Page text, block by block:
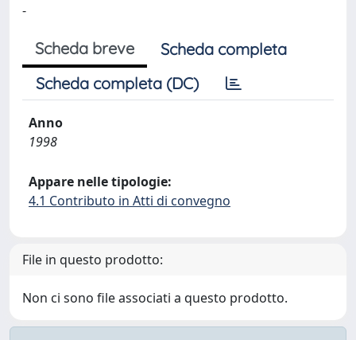
-
Scheda breve
Scheda completa
Scheda completa (DC)
Anno
1998
Appare nelle tipologie:
4.1 Contributo in Atti di convegno
File in questo prodotto:
Non ci sono file associati a questo prodotto.